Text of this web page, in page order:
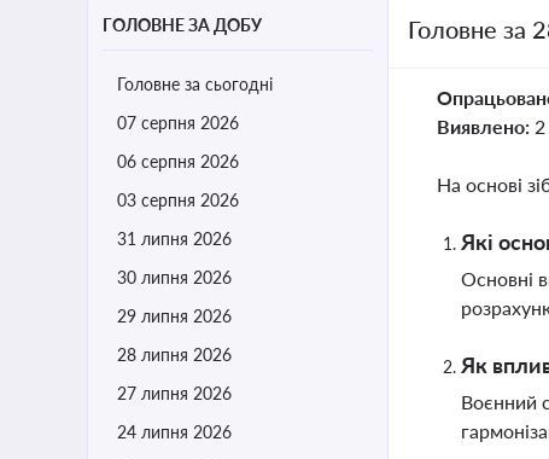
ГОЛОВНЕ ЗА ДОБУ
Головне за сьогодні
07 серпня 2026
06 серпня 2026
03 серпня 2026
31 липня 2026
30 липня 2026
29 липня 2026
28 липня 2026
27 липня 2026
24 липня 2026
Головне за
Виявлено: 2
На основі
Які
Основні
Як
Воєнний